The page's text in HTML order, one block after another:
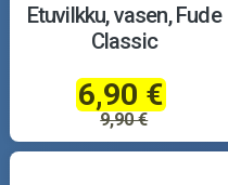
Etuvilkku, vasen, Fude
Classic
6,90 €
9,90 €